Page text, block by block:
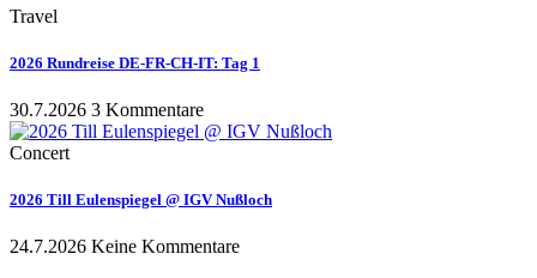
Travel
2026 Rundreise DE-FR-CH-IT: Tag 1
30.7.2026 3 Kommentare
Concert
2026 Till Eulenspiegel @ IGV Nußloch
24.7.2026 Keine Kommentare